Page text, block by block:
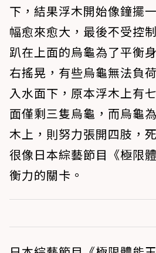
下，結果浮木開始像鐘擺
幅愈來愈大，最後不受控
趴在上面的烏龜為了平衡
右搖晃，有些烏龜無法負
入水面下，原本浮木上有
面僅剩三隻烏龜，而烏龜
木上，則努力張開四肢，
很像日本綜藝節目《極限
衡力的關卡。